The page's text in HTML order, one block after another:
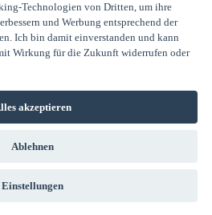
Kontakt
Technologien von Dritten, um ihre
und Werbung entsprechend der
Ich bin damit einverstanden und kann
Wirkung für die Zukunft widerrufen oder
akzeptieren
Ablehnen
Einstellungen